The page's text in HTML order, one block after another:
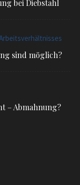
– Abmahnung?